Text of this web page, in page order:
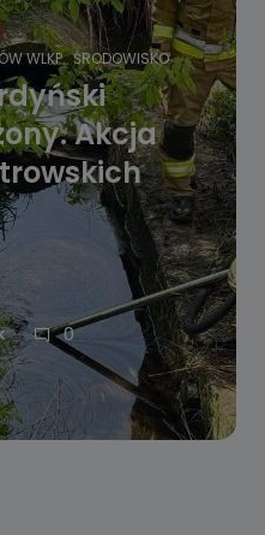
WLKP. ŚRODOWISKO
Akcja
0